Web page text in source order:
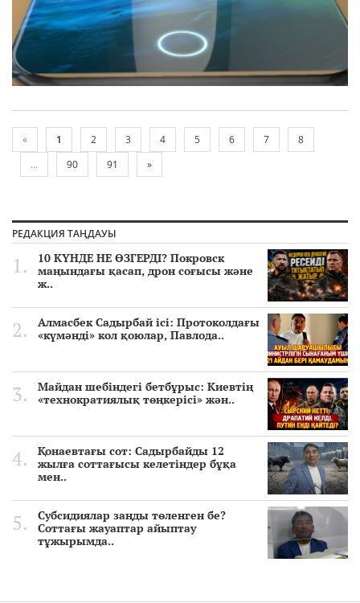
« 1 2 3 4 5 6 7
8
...
90 91 »
РЕДАКЦИЯ ТАҢДАУЫ
10 КҮНДЕ НЕ ӨЗГЕРДІ? Покровск
маңындағы қасап, дрон соғысы және
ж..
Алмасбек Садырбай ісі: Протоколдағы
«күмәнді» кол қоюлар, Павлода..
Майдан шебіндегі бетбұрыс: Киевтің
«технократиялық төңкерісі» жән..
Қонаевтағы сот: Садырбайды 12
жылға соттағысы келетіндер бұқа
мен..
Субсидиялар заңды төленген бе?
Соттағы жауаптар айыптау
тұжырымда..